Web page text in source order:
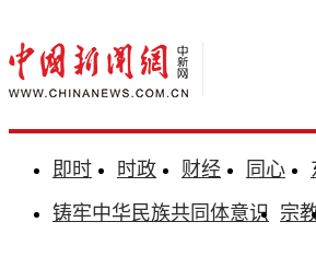
即时 时政 财经 同心
铸牢中华民族共同体意识 宗